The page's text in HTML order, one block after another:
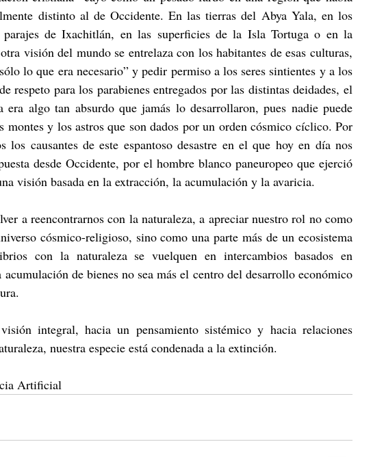
distinto al de Occidente. En las tierras del Abya Yala, en los
de Ixachitlán, en las superficies de la Isla Tortuga o en la
visión del mundo se entrelaza con los habitantes de esas culturas,
lo que era necesario” y pedir permiso a los seres sintientes y a los
respeto para los parabienes entregados por las distintas deidades, el
era algo tan absurdo que jamás lo desarrollaron, pues nadie puede
montes y los astros que son dados por un orden cósmico cíclico. Por
los causantes de este espantoso desastre en el que hoy en día nos
desde Occidente, por el hombre blanco paneuropeo que ejerció
visión basada en la extracción, la acumulación y la avaricia.
a reencontrarnos con la naturaleza, a apreciar nuestro rol no como
cósmico-religioso, sino como una parte más de un ecosistema
con la naturaleza se vuelquen en intercambios basados en
de bienes no sea más el centro del desarrollo económico
integral, hacia un pensamiento sistémico y hacia relaciones
nuestra especie está condenada a la extinción.
Artificial